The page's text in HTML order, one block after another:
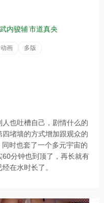
武内骏辅市道真央
动画 多版
也吐槽自己，剧情什么的
堵墙的方式增加跟观众的
时也套了一个多元宇宙的
分钟也到顶了，再长就有
在水时长了。